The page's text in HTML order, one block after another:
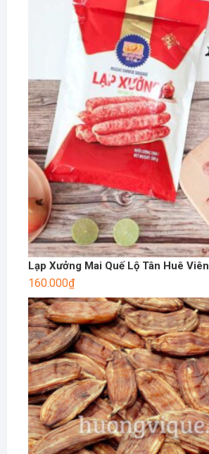
Lạp Xưởng Mai Quế Lộ Tân Huê Viên
160.000₫